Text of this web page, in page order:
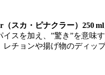
（スカ・ピナクラー）250 ml
スを加え、”驚き”を意味
レチョンや揚げ物のディ